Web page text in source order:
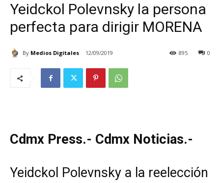
Yeidckol Polevnsky la persona
perfecta para dirigir MORENA
By Medios Digitales 12/09/2019 0
895
Cdmx Press.- Cdmx Noticias.-
Yeidckol Polevnsky a la reelección